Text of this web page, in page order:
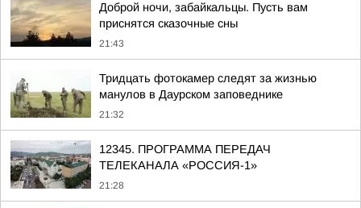
Доброй ночи, забайкальцы. Пусть вам
приснятся сказочные сны
21:43
Тридцать фотокамер следят за жизнью
манулов в Даурском заповеднике
21:32
12345. ПРОГРАММА ПЕРЕДАЧ
ТЕЛЕКАНАЛА «РОССИЯ-1»
21:28